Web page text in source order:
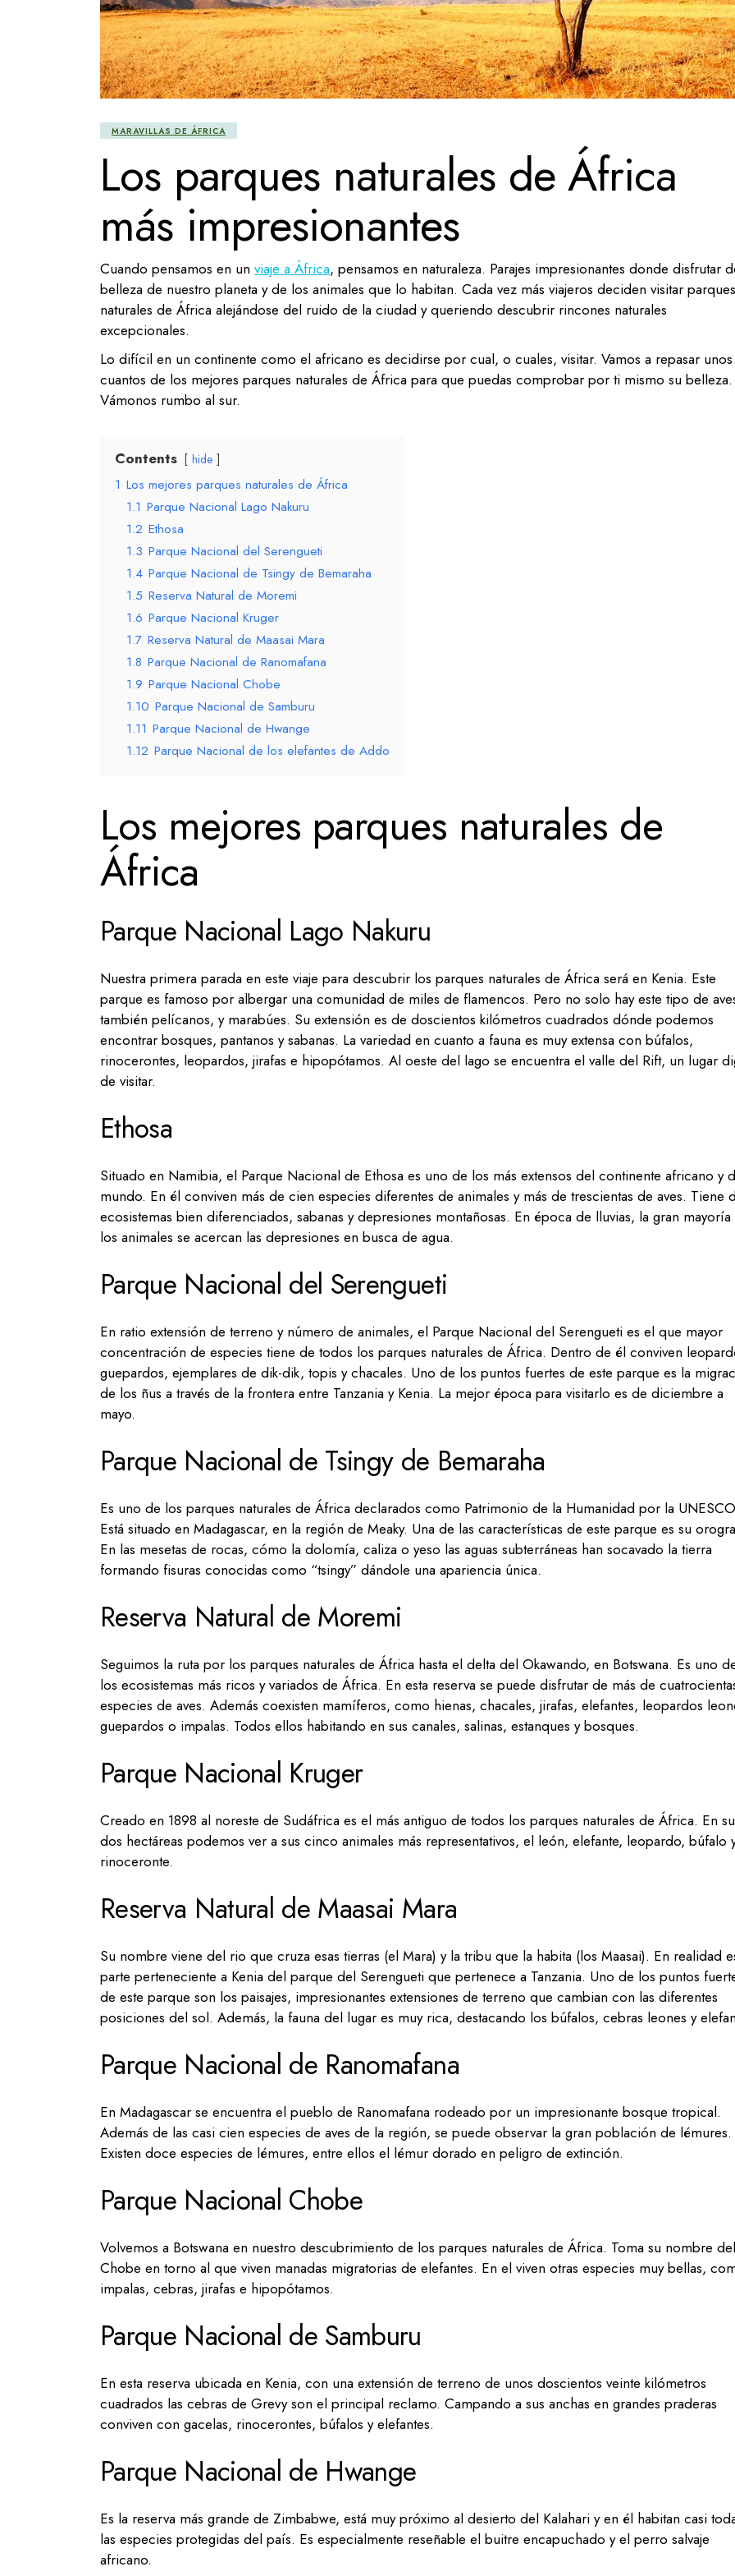
MARAVILLAS DE ÁFRICA
Los parques naturales de África
más impresionantes
Cuando pensamos en un viaje a África, pensamos en naturaleza. Parajes impresionantes donde disfrutar
belleza de nuestro planeta y de los animales que lo habitan. Cada vez más viajeros deciden visitar parques
naturales de África alejándose del ruido de la ciudad y queriendo descubrir rincones naturales
excepcionales.
Lo difícil en un continente como el africano es decidirse por cual, o cuales, visitar. Vamos a repasar unos
cuantos de los mejores parques naturales de África para que puedas comprobar por ti mismo su belleza.
Vámonos rumbo al sur.
Contents hide
1 Los mejores parques naturales de África
1.1 Parque Nacional Lago Nakuru
1.2 Ethosa
1.3 Parque Nacional del Serengueti
1.4 Parque Nacional de Tsingy de Bemaraha
1.5 Reserva Natural de Moremi
1.6 Parque Nacional Kruger
1.7 Reserva Natural de Maasai Mara
1.8 Parque Nacional de Ranomafana
1.9 Parque Nacional Chobe
1.10 Parque Nacional de Samburu
1.11 Parque Nacional de Hwange
1.12 Parque Nacional de los elefantes de Addo
Los mejores parques naturales de
África
Parque Nacional Lago Nakuru
Nuestra primera parada en este viaje para descubrir los parques naturales de África será en Kenia. Este
parque es famoso por albergar una comunidad de miles de flamencos. Pero no solo hay este tipo de
también pelícanos, y marabúes. Su extensión es de doscientos kilómetros cuadrados dónde podemos
encontrar bosques, pantanos y sabanas. La variedad en cuanto a fauna es muy extensa con búfalos,
rinocerontes, leopardos, jirafas e hipopótamos. Al oeste del lago se encuentra el valle del Rift, un lugar
de visitar.
Ethosa
Situado en Namibia, el Parque Nacional de Ethosa es uno de los más extensos del continente africano y
mundo. En él conviven más de cien especies diferentes de animales y más de trescientas de aves. Tiene
ecosistemas bien diferenciados, sabanas y depresiones montañosas. En época de lluvias, la gran mayoría
los animales se acercan las depresiones en busca de agua.
Parque Nacional del Serengueti
En ratio extensión de terreno y número de animales, el Parque Nacional del Serengueti es el que mayor
concentración de especies tiene de todos los parques naturales de África. Dentro de él conviven
guepardos, ejemplares de dik-dik, topis y chacales. Uno de los puntos fuertes de este parque es la
de los ñus a través de la frontera entre Tanzania y Kenia. La mejor época para visitarlo es de diciembre a
mayo.
Parque Nacional de Tsingy de Bemaraha
Es uno de los parques naturales de África declarados como Patrimonio de la Humanidad por la
Está situado en Madagascar, en la región de Meaky. Una de las características de este parque es su
En las mesetas de rocas, cómo la dolomía, caliza o yeso las aguas subterráneas han socavado la tierra
formando fisuras conocidas como “tsingy” dándole una apariencia única.
Reserva Natural de Moremi
Seguimos la ruta por los parques naturales de África hasta el delta del Okawando, en Botswana. Es uno
los ecosistemas más ricos y variados de África. En esta reserva se puede disfrutar de más de
especies de aves. Además coexisten mamíferos, como hienas, chacales, jirafas, elefantes, leopardos
guepardos o impalas. Todos ellos habitando en sus canales, salinas, estanques y bosques.
Parque Nacional Kruger
Creado en 1898 al noreste de Sudáfrica es el más antiguo de todos los parques naturales de África. En
dos hectáreas podemos ver a sus cinco animales más representativos, el león, elefante, leopardo, búfalo
rinoceronte.
Reserva Natural de Maasai Mara
Su nombre viene del rio que cruza esas tierras (el Mara) y la tribu que la habita (los Maasai). En realidad
parte perteneciente a Kenia del parque del Serengueti que pertenece a Tanzania. Uno de los puntos
de este parque son los paisajes, impresionantes extensiones de terreno que cambian con las diferentes
posiciones del sol. Además, la fauna del lugar es muy rica, destacando los búfalos, cebras leones y
Parque Nacional de Ranomafana
En Madagascar se encuentra el pueblo de Ranomafana rodeado por un impresionante bosque tropical.
Además de las casi cien especies de aves de la región, se puede observar la gran población de lémures.
Existen doce especies de lémures, entre ellos el lémur dorado en peligro de extinción.
Parque Nacional Chobe
Volvemos a Botswana en nuestro descubrimiento de los parques naturales de África. Toma su nombre
Chobe en torno al que viven manadas migratorias de elefantes. En el viven otras especies muy bellas,
impalas, cebras, jirafas e hipopótamos.
Parque Nacional de Samburu
En esta reserva ubicada en Kenia, con una extensión de terreno de unos doscientos veinte kilómetros
cuadrados las cebras de Grevy son el principal reclamo. Campando a sus anchas en grandes praderas
conviven con gacelas, rinocerontes, búfalos y elefantes.
Parque Nacional de Hwange
Es la reserva más grande de Zimbabwe, está muy próximo al desierto del Kalahari y en él habitan casi
las especies protegidas del país. Es especialmente reseñable el buitre encapuchado y el perro salvaje
africano.